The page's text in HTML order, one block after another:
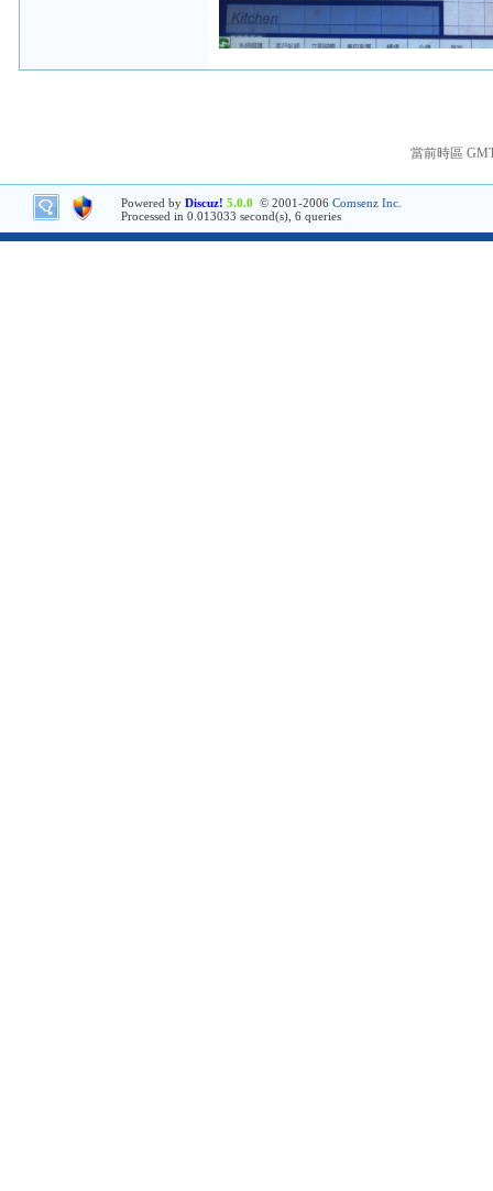
當前時區
Powered by Discuz! 5.0.0 © 2001-2006 Comsenz Inc.
Processed in 0.013033 second(s), 6 queries